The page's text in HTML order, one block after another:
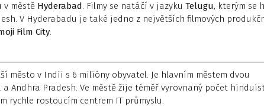
v městě Hyderabad. Filmy se natáčí v jazyku Telugu, kterým se
V Hyderabadu je také jedno z největších filmových
Film City.
město v Indii s 6 milióny obyvatel. Je hlavním městem dvou
Andhra Pradesh. Ve městě žije téměř vyrovnaný počet
rychle rostoucím centrem IT průmyslu.